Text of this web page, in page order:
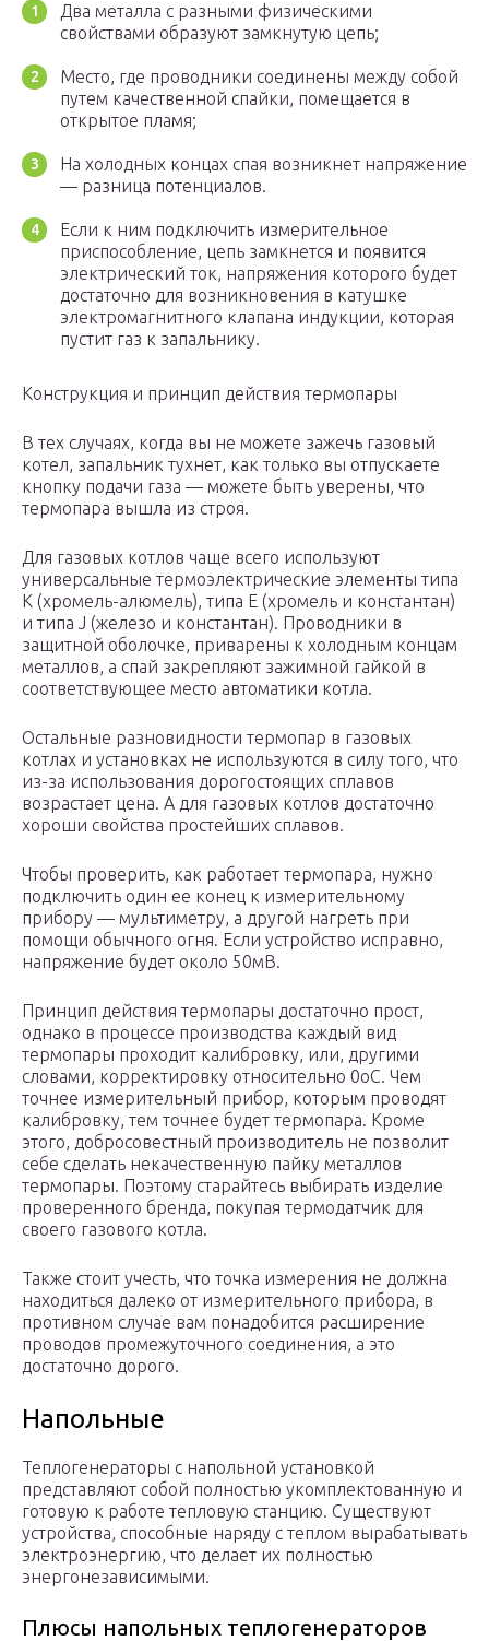
Два металла с разными физическими
свойствами образуют замкнутую цепь;
Место, где проводники соединены между собой
путем качественной спайки, помещается в
открытое пламя;
На холодных концах спая возникнет напряжение
— разница потенциалов.
Если к ним подключить измерительное
приспособление, цепь замкнется и появится
электрический ток, напряжения которого будет
достаточно для возникновения в катушке
электромагнитного клапана индукции, которая
пустит газ к запальнику.
Конструкция и принцип действия термопары
В тех случаях, когда вы не можете зажечь газовый
котел, запальник тухнет, как только вы отпускаете
кнопку подачи газа — можете быть уверены, что
термопара вышла из строя.
Для газовых котлов чаще всего используют
универсальные термоэлектрические элементы типа
К (хромель-алюмель), типа Е (хромель и константан)
и типа J (железо и константан). Проводники в
защитной оболочке, приварены к холодным концам
металлов, а спай закрепляют зажимной гайкой в
соответствующее место автоматики котла.
Остальные разновидности термопар в газовых
котлах и установках не используются в силу того, что
из-за использования дорогостоящих сплавов
возрастает цена. А для газовых котлов достаточно
хороши свойства простейших сплавов.
Чтобы проверить, как работает термопара, нужно
подключить один ее конец к измерительному
прибору — мультиметру, а другой нагреть при
помощи обычного огня. Если устройство исправно,
напряжение будет около 50мВ.
Принцип действия термопары достаточно прост,
однако в процессе производства каждый вид
термопары проходит калибровку, или, другими
словами, корректировку относительно 0оС. Чем
точнее измерительный прибор, которым проводят
калибровку, тем точнее будет термопара. Кроме
этого, добросовестный производитель не позволит
себе сделать некачественную пайку металлов
термопары. Поэтому старайтесь выбирать изделие
проверенного бренда, покупая термодатчик для
своего газового котла.
Также стоит учесть, что точка измерения не должна
находиться далеко от измерительного прибора, в
противном случае вам понадобится расширение
проводов промежуточного соединения, а это
достаточно дорого.
Напольные
Теплогенераторы с напольной установкой
представляют собой полностью укомплектованную и
готовую к работе тепловую станцию. Существуют
устройства, способные наряду с теплом вырабатывать
электроэнергию, что делает их полностью
энергонезависимыми.
Плюсы напольных теплогенераторов